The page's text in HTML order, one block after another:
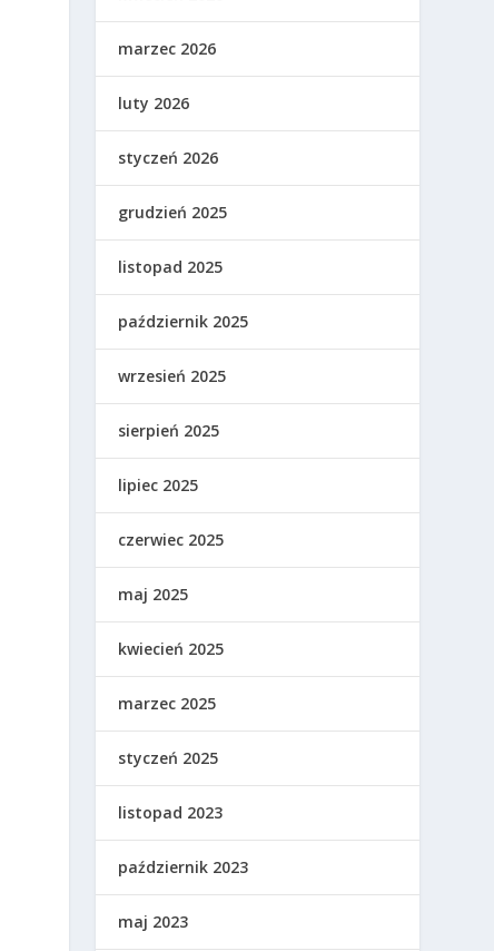
marzec 2026
luty 2026
styczeń 2026
grudzień 2025
listopad 2025
październik 2025
wrzesień 2025
sierpień 2025
lipiec 2025
czerwiec 2025
maj 2025
kwiecień 2025
marzec 2025
styczeń 2025
listopad 2023
październik 2023
maj 2023